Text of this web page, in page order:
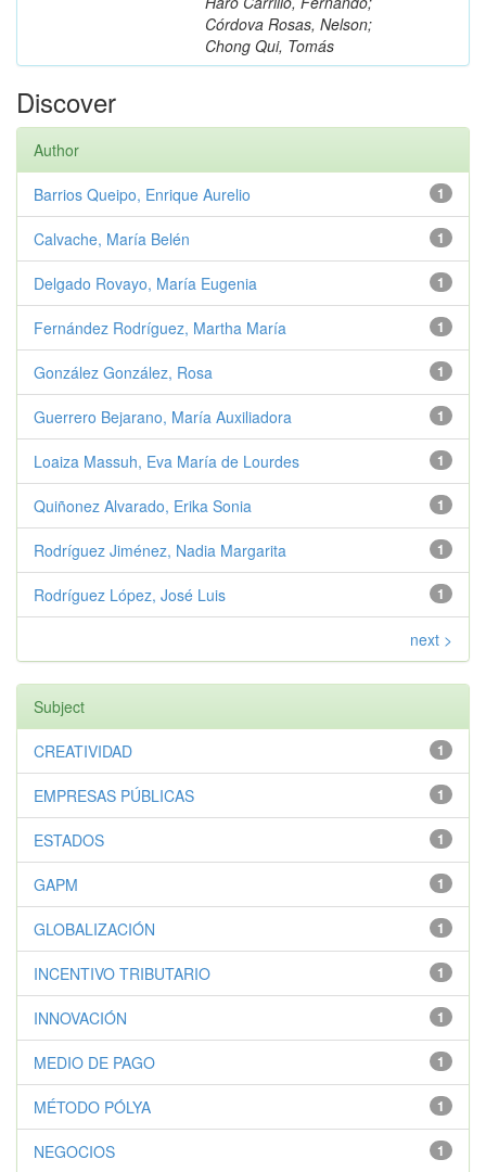
Córdova Rosas, Nelson;
Chong Qui, Tomás
Discover
Author
1
Barrios Queipo, Enrique Aurelio
1
Calvache, María Belén
1
Delgado Rovayo, María Eugenia
1
Fernández Rodríguez, Martha María
1
González González, Rosa
1
Guerrero Bejarano, María Auxiliadora
1
Loaiza Massuh, Eva María de Lourdes
1
Quiñonez Alvarado, Erika Sonia
1
Rodríguez Jiménez, Nadia Margarita
1
Rodríguez López, José Luis
next >
Subject
1
CREATIVIDAD
1
EMPRESAS PÚBLICAS
1
ESTADOS
1
GAPM
1
GLOBALIZACIÓN
1
INCENTIVO TRIBUTARIO
1
INNOVACIÓN
1
MEDIO DE PAGO
1
MÉTODO PÓLYA
1
NEGOCIOS